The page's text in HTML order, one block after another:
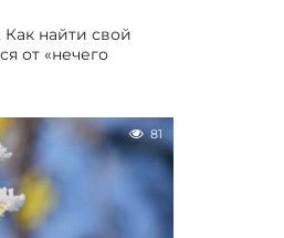
найти свой
от «нечего
81